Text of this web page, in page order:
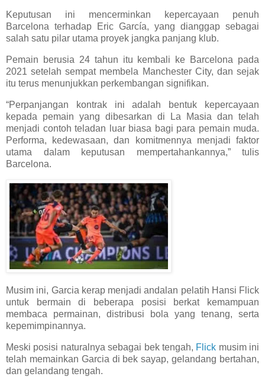
Keputusan ini mencerminkan kepercayaan penuh
Barcelona terhadap Eric García, yang dianggap sebagai
salah satu pilar utama proyek jangka panjang klub.
Pemain berusia 24 tahun itu kembali ke Barcelona pada
2021 setelah sempat membela Manchester City, dan sejak
itu terus menunjukkan perkembangan signifikan.
“Perpanjangan kontrak ini adalah bentuk kepercayaan
kepada pemain yang dibesarkan di La Masia dan telah
menjadi contoh teladan luar biasa bagi para pemain muda.
Performa, kedewasaan, dan komitmennya menjadi faktor
utama dalam keputusan mempertahankannya,” tulis
Barcelona.
Musim ini, Garcia kerap menjadi andalan pelatih Hansi Flick
untuk bermain di beberapa posisi berkat kemampuan
membaca permainan, distribusi bola yang tenang, serta
kepemimpinannya.
Meski posisi naturalnya sebagai bek tengah, Flick musim ini
telah memainkan Garcia di bek sayap, gelandang bertahan,
dan gelandang tengah.